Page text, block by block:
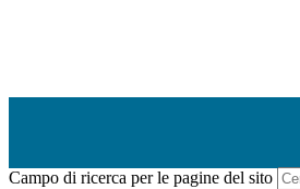
Campo di ricerca per le pagine del sito